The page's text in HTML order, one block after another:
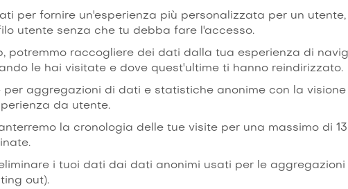
per fornire un'esperienza più personalizzata per un
utente senza che tu debba fare l'accesso.
potremmo raccogliere dei dati dalla tua esperienza di
le hai visitate e dove quest'ultime ti hanno reindirizzato.
per aggregazioni di dati e statistiche anonime con la
da utente.
la cronologia delle tue visite per una massimo di
i tuoi dati dai dati anonimi usati per le
out).